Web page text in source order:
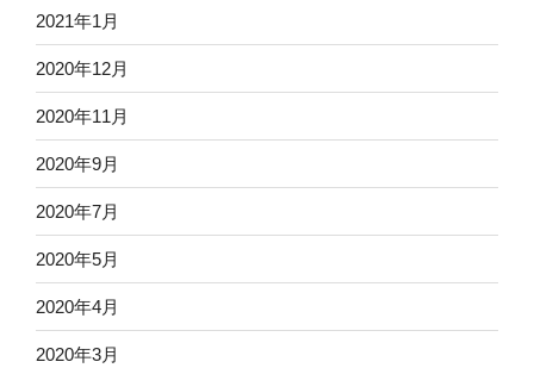
2021年1月
2020年12月
2020年11月
2020年9月
2020年7月
2020年5月
2020年4月
2020年3月